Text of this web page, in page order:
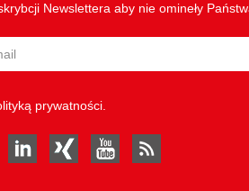
Newslettera aby nie omineły
prywatności
instagramlinked in Xing youtube